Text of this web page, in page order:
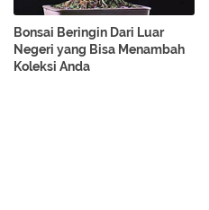
Bonsai Beringin Dari Luar
Negeri yang Bisa Menambah
Koleksi Anda